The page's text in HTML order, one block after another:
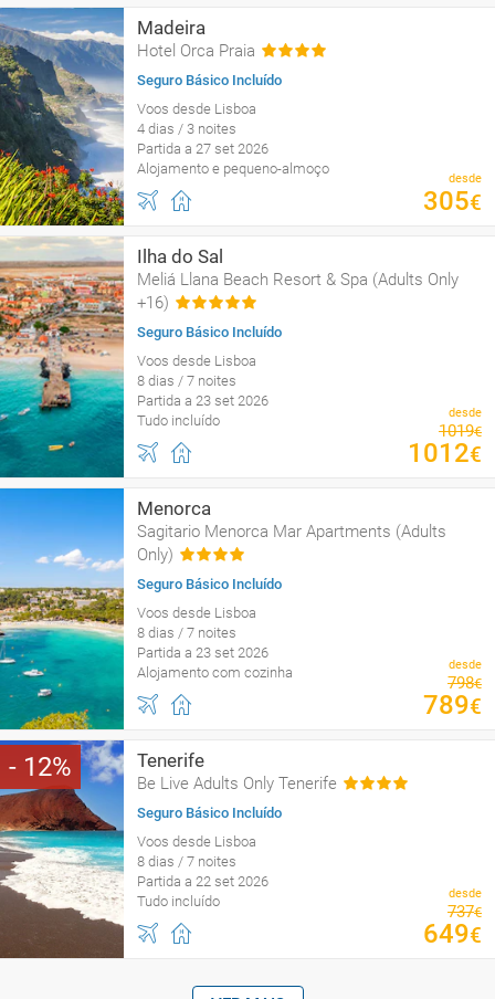
Madeira
Hotel Orca Praia
Seguro Básico Incluído
Voos desde Lisboa
4 dias / 3 noites
Partida a 27 set 2026
Alojamento e pequeno-almoço
desde
305€
Ilha do Sal
Meliá Llana Beach Resort & Spa (Adults Only
+16)
Seguro Básico Incluído
Voos desde Lisboa
8 dias / 7 noites
Partida a 23 set 2026
Tudo incluído
desde
1019€
1012€
Menorca
Sagitario Menorca Mar Apartments (Adults
Only)
Seguro Básico Incluído
Voos desde Lisboa
8 dias / 7 noites
Partida a 23 set 2026
Alojamento com cozinha
desde
798€
789€
12 Tenerife
Be Live Adults Only Tenerife
Seguro Básico Incluído
Voos desde Lisboa
8 dias / 7 noites
Partida a 22 set 2026
Tudo incluído
desde
737€
649€